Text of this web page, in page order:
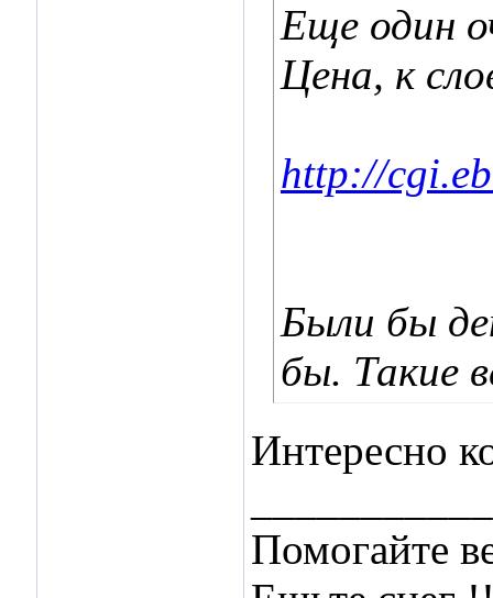
Еще один
Цена, к
http://
Были бы
бы. Такие
Интересно
Помогайте